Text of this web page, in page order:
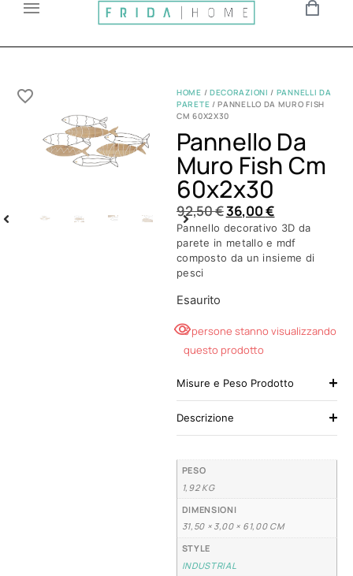
HOME / DECORAZIONI / PANNELLI DA
PARETE / PANNELLO DA MURO FISH
CM 60X2X30
Pannello Da
Muro Fish Cm
60x2x30
92,50€36,00€
Pannello decorativo 3D da
parete in metallo e mdf
composto da un insieme di
pesci
Esaurito
3 persone stanno visualizzando
questo prodotto
Misure e Peso Prodotto
Descrizione
PESO
1,92 KG
DIMENSIONI
31,50 × 3,00 × 61,00 CM
STYLE
INDUSTRIAL